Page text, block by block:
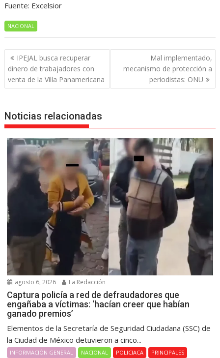
Fuente: Excelsior
NACIONAL
Navegación
de
entradas
IPEJAL busca recuperar
dinero de trabajadores con
venta de la Villa Panamericana
Mal implementado,
mecanismo de protección a
periodistas: ONU
Noticias relacionadas
agosto 6, 2026 La Redacción
Captura policía a red de defraudadores que
engañaba a víctimas: ‘hacían creer que habían
ganado premios’
Elementos de la Secretaría de Seguridad Ciudadana (SSC) de
la Ciudad de México detuvieron a cinco...
INFORMACIÓN GENERAL NACIONAL POLICIACA PRINCIPALES